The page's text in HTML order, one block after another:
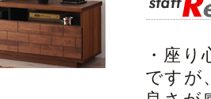
・座
ですが